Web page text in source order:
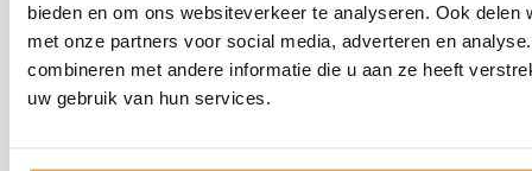
bieden en om ons websiteverkeer te analyseren. Ook
met onze partners voor social media, adverteren en
combineren met andere informatie die u aan ze heeft
uw gebruik van hun services.